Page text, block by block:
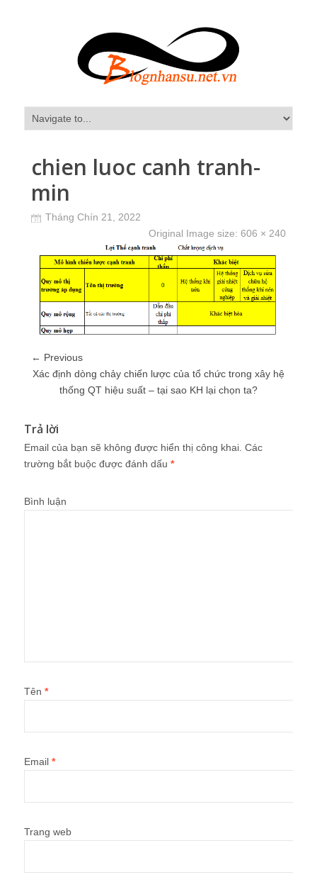
chien luoc canh tranh-
min
Tháng Chín 21, 2022
Original Image size: 606 × 240
← Previous
Xác định dòng chảy chiến lược của tổ chức trong xây hệ
thống QT hiệu suất – tại sao KH lại chọn ta?
Trả lời
Email của bạn sẽ không được hiển thị công khai. Các
trường bắt buộc được đánh dấu *
Bình luận
Tên *
Email *
Trang web